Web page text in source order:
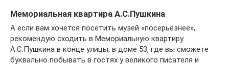
Мемориальная квартира А.С.Пушкина
А если вам хочется посетить музей «посерьёзнее»,
рекомендую сходить в Мемориальную квартиру
А.С.Пушкина в конце улицы, в доме 53, где вы сможете
буквально побывать в гостях у великого писателя и